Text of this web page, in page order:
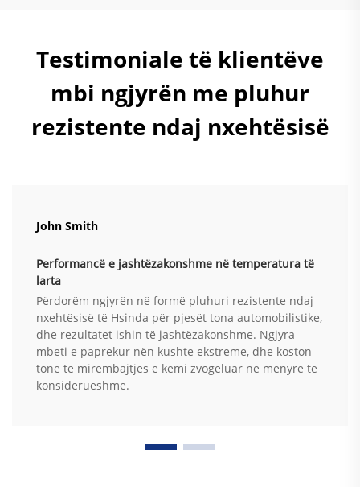
Testimoniale të klientëve
mbi ngjyrën me pluhur
rezistente ndaj nxehtësisë
John Smith
Performancë e jashtëzakonshme në temperatura të
larta
Përdorëm ngjyrën në formë pluhuri rezistente ndaj
nxehtësisë të Hsinda për pjesët tona automobilistike,
dhe rezultatet ishin të jashtëzakonshme. Ngjyra
mbeti e paprekur nën kushte ekstreme, dhe koston
tonë të mirëmbajtjes e kemi zvogëluar në mënyrë të
konsiderueshme.